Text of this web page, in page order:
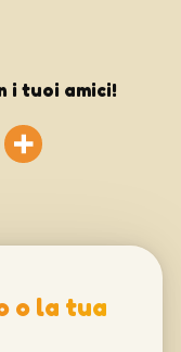
i tuoi amici!
o la tua